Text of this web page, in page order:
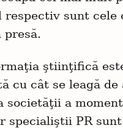
respectiv sunt cele
ştiinţifică
cu cât se leagă de
societăţii a
specialiştii PR